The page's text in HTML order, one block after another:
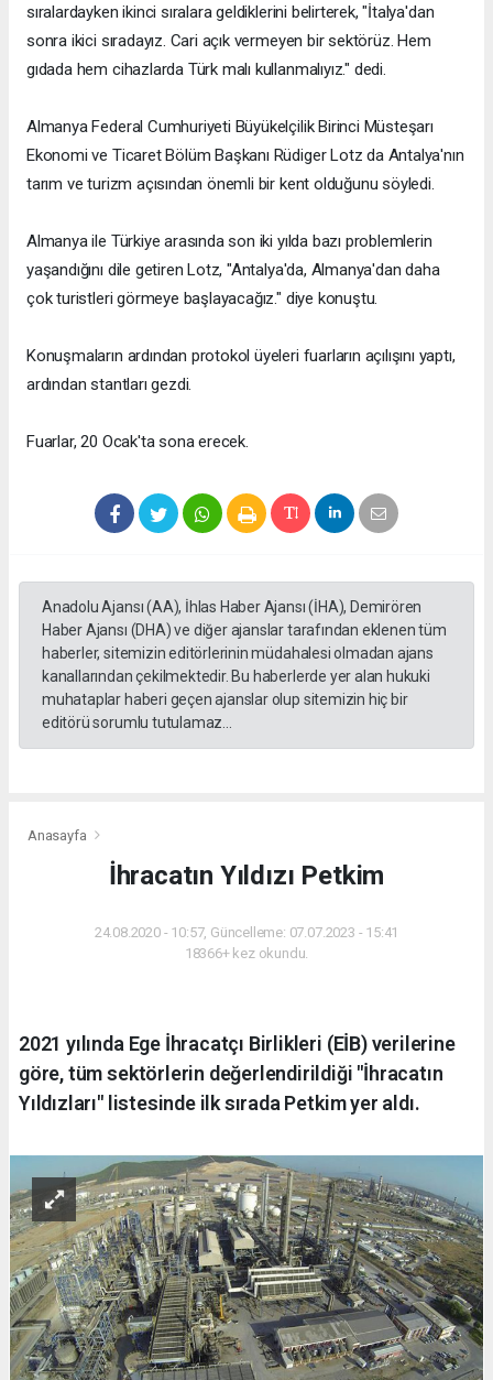
sıralardayken ikinci sıralara geldiklerini belirterek, "İtalya'dan
sonra ikici sıradayız. Cari açık vermeyen bir sektörüz. Hem
gıdada hem cihazlarda Türk malı kullanmalıyız." dedi.
Almanya Federal Cumhuriyeti Büyükelçilik Birinci Müsteşarı
Ekonomi ve Ticaret Bölüm Başkanı Rüdiger Lotz da Antalya'nın
tarım ve turizm açısından önemli bir kent olduğunu söyledi.
Almanya ile Türkiye arasında son iki yılda bazı problemlerin
yaşandığını dile getiren Lotz, "Antalya'da, Almanya'dan daha
çok turistleri görmeye başlayacağız." diye konuştu.
Konuşmaların ardından protokol üyeleri fuarların açılışını yaptı,
ardından stantları gezdi.
Fuarlar, 20 Ocak'ta sona erecek.
Anadolu Ajansı (AA), İhlas Haber Ajansı (İHA), Demirören
Haber Ajansı (DHA) ve diğer ajanslar tarafından eklenen tüm
haberler, sitemizin editörlerinin müdahalesi olmadan ajans
kanallarından çekilmektedir. Bu haberlerde yer alan hukuki
muhataplar haberi geçen ajanslar olup sitemizin hiç bir
editörü sorumlu tutulamaz...
Anasayfa
İhracatın Yıldızı Petkim
24.08.2020 - 10:57, Güncelleme: 07.07.2023 - 15:41
18366+ kez okundu.
2021 yılında Ege İhracatçı Birlikleri (EİB) verilerine
göre, tüm sektörlerin değerlendirildiği "İhracatın
Yıldızları" listesinde ilk sırada Petkim yer aldı.